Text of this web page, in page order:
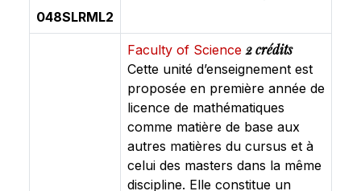
048SLRML2
Faculty of Science2 crédits
Cette unité d’enseignement est
proposée en première année de
licence de mathématiques
comme matière de base aux
autres matières du cursus et à
celui des masters dans la même
discipline. Elle constitue un